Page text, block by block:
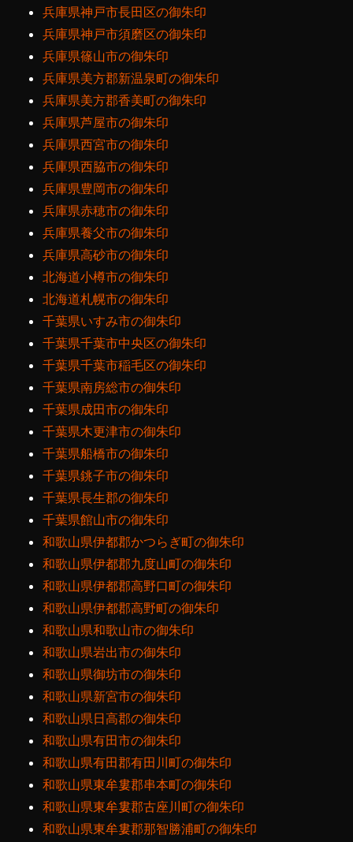
兵庫県神戸市長田区の御朱印
兵庫県神戸市須磨区の御朱印
兵庫県篠山市の御朱印
兵庫県美方郡新温泉町の御朱印
兵庫県美方郡香美町の御朱印
兵庫県芦屋市の御朱印
兵庫県西宮市の御朱印
兵庫県西脇市の御朱印
兵庫県豊岡市の御朱印
兵庫県赤穂市の御朱印
兵庫県養父市の御朱印
兵庫県高砂市の御朱印
北海道小樽市の御朱印
北海道札幌市の御朱印
千葉県いすみ市の御朱印
千葉県千葉市中央区の御朱印
千葉県千葉市稲毛区の御朱印
千葉県南房総市の御朱印
千葉県成田市の御朱印
千葉県木更津市の御朱印
千葉県船橋市の御朱印
千葉県銚子市の御朱印
千葉県長生郡の御朱印
千葉県館山市の御朱印
和歌山県伊都郡かつらぎ町の御朱印
和歌山県伊都郡九度山町の御朱印
和歌山県伊都郡高野口町の御朱印
和歌山県伊都郡高野町の御朱印
和歌山県和歌山市の御朱印
和歌山県岩出市の御朱印
和歌山県御坊市の御朱印
和歌山県新宮市の御朱印
和歌山県日高郡の御朱印
和歌山県有田市の御朱印
和歌山県有田郡有田川町の御朱印
和歌山県東牟婁郡串本町の御朱印
和歌山県東牟婁郡古座川町の御朱印
和歌山県東牟婁郡那智勝浦町の御朱印